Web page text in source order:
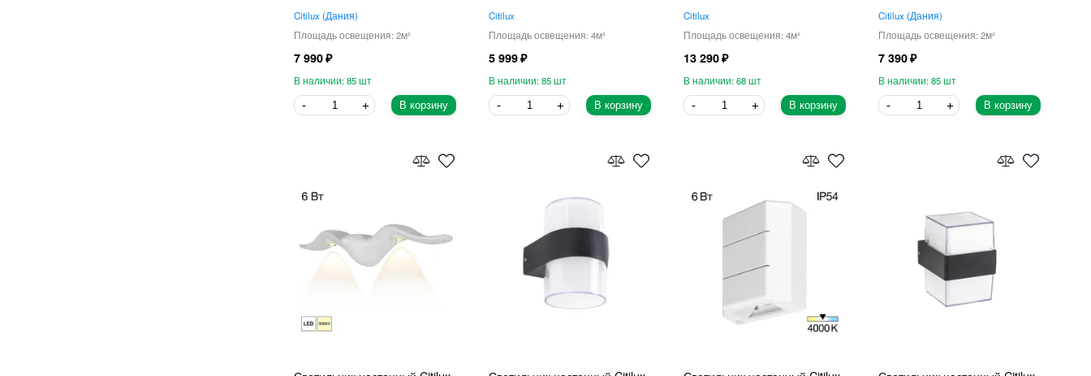
Citilux Дания
2
7 990
85
В корзину
Citilux
4
5 999
85
В корзину
Citilux
4
13 290
68
В корзину
Citilux Дания
2
7 390
85
В корзину